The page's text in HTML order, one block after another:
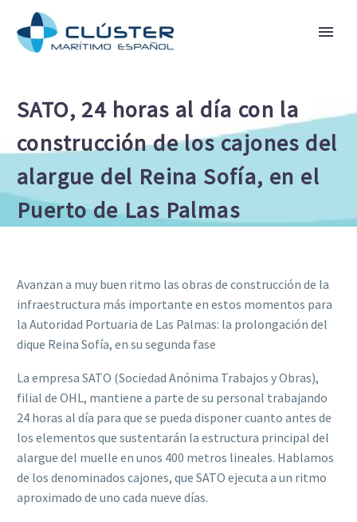
SATO, 24 horas al día con la
construcción de los cajones del
alargue del Reina Sofía, en el
Puerto de Las Palmas
Avanzan a muy buen ritmo las obras de construcción de la
infraestructura más importante en estos momentos para
la Autoridad Portuaria de Las Palmas: la prolongación del
dique Reina Sofía, en su segunda fase
La empresa SATO (Sociedad Anónima Trabajos y Obras),
filial de OHL, mantiene a parte de su personal trabajando
24 horas al día para que se pueda disponer cuanto antes de
los elementos que sustentarán la estructura principal del
alargue del muelle en unos 400 metros lineales. Hablamos
de los denominados cajones, que SATO ejecuta a un ritmo
aproximado de uno cada nueve días.